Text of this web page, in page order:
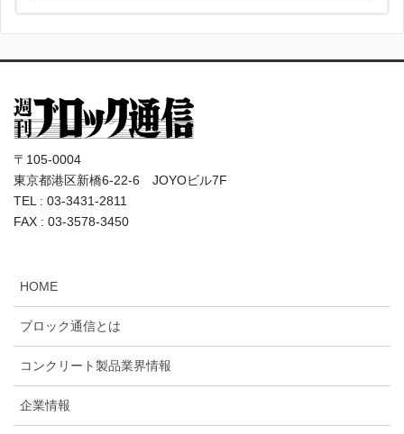
〒105-0004
東京都港区新橋6-22-6 JOYOビル7F
TEL : 03-3431-2811
FAX : 03-3578-3450
HOME
ブロック通信とは
コンクリート製品業界情報
企業情報